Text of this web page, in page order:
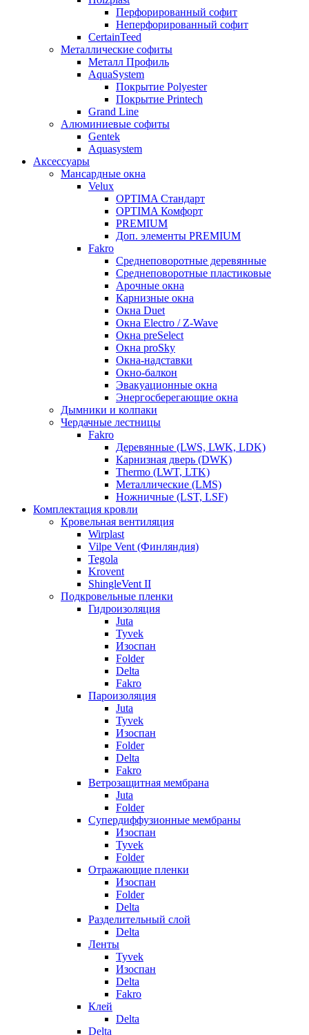
Перфорированный софит
Неперфорированный софит
CertainTeed
Металлические софиты
Металл Профиль
AquaSystem
Покрытие Polyester
Покрытие Printech
Grand Line
Алюминиевые софиты
Gentek
Aquasystem
Аксессуары
Мансардные окна
Velux
OPTIMA Стандарт
OPTIMA Комфорт
PREMIUM
Доп. элементы PREMIUM
Fakro
Cреднеповоротные деревянные
Cреднеповоротные пластиковые
Арочные окна
Карнизные окна
Окна Duet
Окна Electro / Z-Wave
Окна preSelect
Окна proSky
Окна-надставки
Окно-балкон
Эвакуационные окна
Энергосберегающие окна
Дымники и колпаки
Чердачные лестницы
Fakro
Деревянные (LWS, LWK, LDK)
Карнизная дверь (DWK)
Thermo (LWT, LTK)
Металлические (LMS)
Ножничные (LST, LSF)
Комплектация кровли
Кровельная вентиляция
Wirplast
Vilpe Vent (Финляндия)
Tegola
Krovent
ShingleVent II
Подкровельные пленки
Гидроизоляция
Juta
Tyvek
Изоспан
Folder
Delta
Fakro
Пароизоляция
Juta
Tyvek
Изоспан
Folder
Delta
Fakro
Ветрозащитная мембрана
Juta
Folder
Супердиффузионные мембраны
Изоспан
Tyvek
Folder
Отражающие пленки
Изоспан
Folder
Delta
Разделительный слой
Delta
Ленты
Tyvek
Изоспан
Delta
Fakro
Клей
Delta
Delta